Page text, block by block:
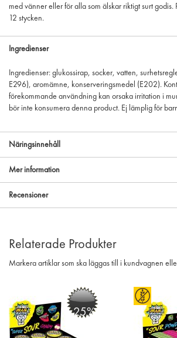
med vänner eller för alla som älskar riktigt surt godis.
12 stycken.
Ingredienser
Ingredienser: glukossirap, socker, vatten,
E296), aromämne, konserveringsmedel (E202).
förekommande användning kan orsaka irritation i
bör inte konsumera denna product. Ej lämplig för
Näringsinnehåll
Mer information
Recensioner
Relaterade Produkter
Markera artiklar som ska läggas till i kundvagnen
-25%